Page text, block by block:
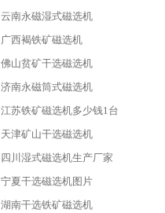
云南永磁湿式磁选机
广西褐铁矿磁选机
佛山贫矿干选磁选机
济南永磁筒式磁选机
江苏铁矿磁选机多少钱1台
天津矿山干选磁选机
四川湿式磁选机生产厂家
宁夏干选磁选机图片
湖南干选铁矿磁选机